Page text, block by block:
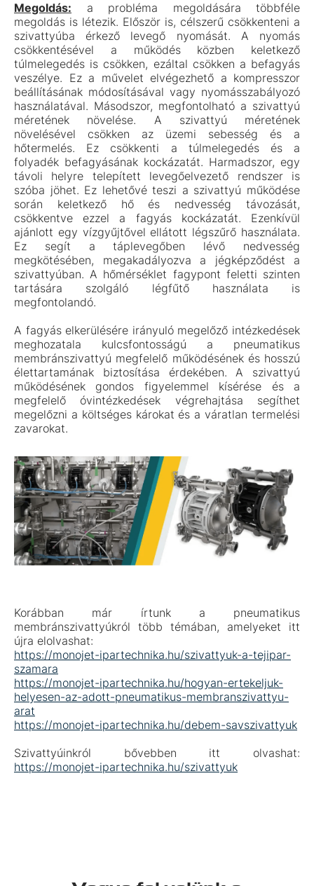
Megoldás: a probléma megoldására többféle
megoldás is létezik. Először is, célszerű csökkenteni a
szivattyúba érkező levegő nyomását. A nyomás
csökkentésével a működés közben keletkező
túlmelegedés is csökken, ezáltal csökken a befagyás
veszélye. Ez a művelet elvégezhető a kompresszor
beállításának módosításával vagy nyomásszabályozó
használatával. Másodszor, megfontolható a szivattyú
méretének növelése. A szivattyú méretének
növelésével csökken az üzemi sebesség és a
hőtermelés. Ez csökkenti a túlmelegedés és a
folyadék befagyásának kockázatát. Harmadszor, egy
távoli helyre telepített levegőelvezető rendszer is
szóba jöhet. Ez lehetővé teszi a szivattyú működése
során keletkező hő és nedvesség távozását,
csökkentve ezzel a fagyás kockázatát. Ezenkívül
ajánlott egy vízgyűjtővel ellátott légszűrő használata.
Ez segít a táplevegőben lévő nedvesség
megkötésében, megakadályozva a jégképződést a
szivattyúban. A hőmérséklet fagypont feletti szinten
tartására szolgáló légfűtő használata is
megfontolandó.
A fagyás elkerülésére irányuló megelőző intézkedések
meghozatala kulcsfontosságú a pneumatikus
membránszivattyú megfelelő működésének és hosszú
élettartamának biztosítása érdekében. A szivattyú
működésének gondos figyelemmel kísérése és a
megfelelő óvintézkedések végrehajtása segíthet
megelőzni a költséges károkat és a váratlan termelési
zavarokat.
Korábban már írtunk a pneumatikus
membránszivattyúkról több témában, amelyeket itt
újra elolvashat:
https://monojet-ipartechnika.hu/szivattyuk-a-tejipar-
szamara
https://monojet-ipartechnika.hu/hogyan-ertekeljuk-
helyesen-az-adott-pneumatikus-membranszivattyu-
arat
https://monojet-ipartechnika.hu/debem-savszivattyuk
Szivattyúinkról bővebben itt olvashat:
https://monojet-ipartechnika.hu/szivattyuk